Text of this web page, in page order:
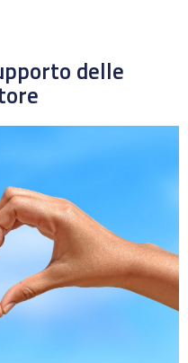
delle